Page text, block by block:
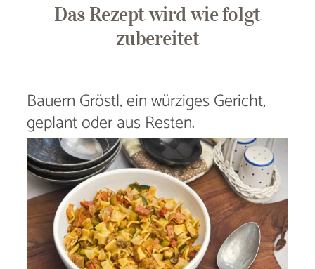
Das Rezept wird wie folgt
zubereitet
Bauern Gröstl, ein würziges Gericht,
geplant oder aus Resten.